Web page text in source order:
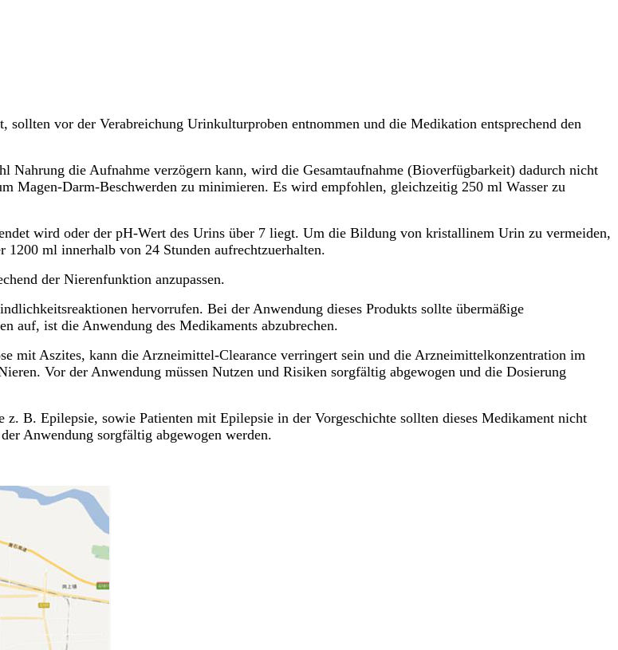
vor der Verabreichung Urinkulturproben entnommen und die Medikation entsprechend den
Nahrung die Aufnahme verzögern kann, wird die Gesamtaufnahme (Bioverfügbarkeit) dadurch nicht
Magen-Darm-Beschwerden zu minimieren. Es wird empfohlen, gleichzeitig 250 ml Wasser zu
wird oder der pH-Wert des Urins über 7 liegt. Um die Bildung von kristallinem Urin zu vermeiden,
ml innerhalb von 24 Stunden aufrechtzuerhalten.
der Nierenfunktion anzupassen.
hervorrufen. Bei der Anwendung dieses Produkts sollte übermäßige
auf, ist die Anwendung des Medikaments abzubrechen.
mit Aszites, kann die Arzneimittel-Clearance verringert sein und die Arzneimittelkonzentration im
Vor der Anwendung müssen Nutzen und Risiken sorgfältig abgewogen und die Dosierung
z. B. Epilepsie, sowie Patienten mit Epilepsie in der Vorgeschichte sollten dieses Medikament nicht
Anwendung sorgfältig abgewogen werden.